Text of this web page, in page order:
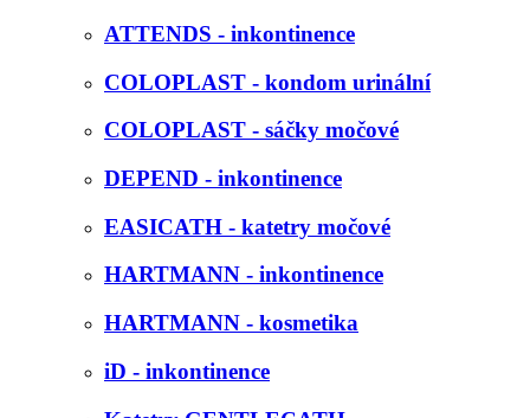
ATTENDS - inkontinence
COLOPLAST - kondom urinální
COLOPLAST - sáčky močové
DEPEND - inkontinence
EASICATH - katetry močové
HARTMANN - inkontinence
HARTMANN - kosmetika
iD - inkontinence